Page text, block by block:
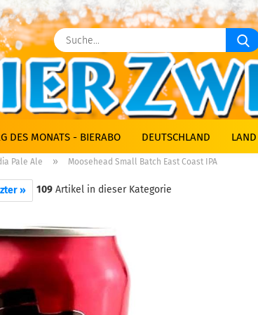
DES MONATS - BIERABO DEUTSCHLAND LAND
Pale Ale » Moosehead Small Batch East Coast IPA
» 109 Artikel in dieser Kategorie